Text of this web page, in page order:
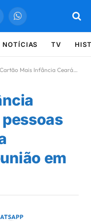
WhatsApp
NOTÍCIAS TV
Cartão Mais Infância Ceará: Lista das pessoas convocadas para comparecer a reunião em Itapiúna
em